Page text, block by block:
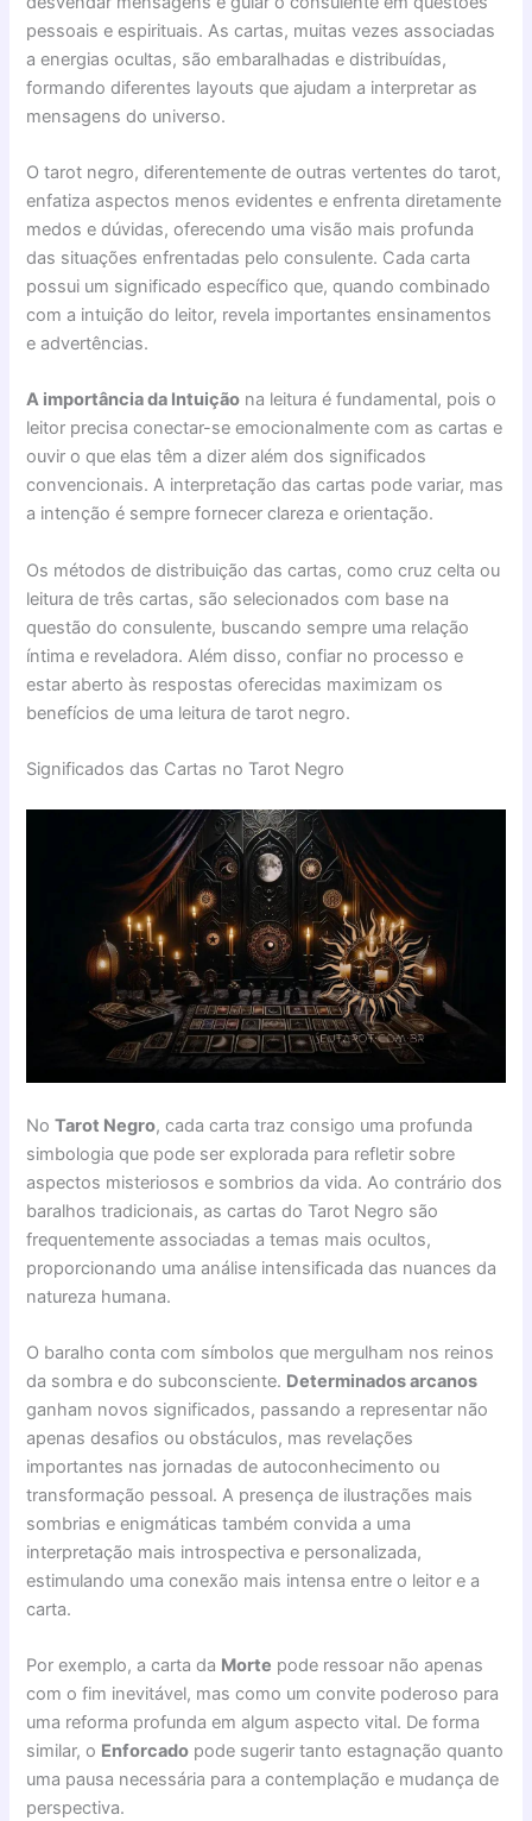
pessoais e espirituais. As cartas, muitas vezes associadas
a energias ocultas, são embaralhadas e distribuídas,
formando diferentes layouts que ajudam a interpretar as
mensagens do universo.
O tarot negro, diferentemente de outras vertentes do tarot,
enfatiza aspectos menos evidentes e enfrenta diretamente
medos e dúvidas, oferecendo uma visão mais profunda
das situações enfrentadas pelo consulente. Cada carta
possui um significado específico que, quando combinado
com a intuição do leitor, revela importantes ensinamentos
e advertências.
A importância da Intuição na leitura é fundamental, pois o
leitor precisa conectar-se emocionalmente com as cartas e
ouvir o que elas têm a dizer além dos significados
convencionais. A interpretação das cartas pode variar, mas
a intenção é sempre fornecer clareza e orientação.
Os métodos de distribuição das cartas, como cruz celta ou
leitura de três cartas, são selecionados com base na
questão do consulente, buscando sempre uma relação
íntima e reveladora. Além disso, confiar no processo e
estar aberto às respostas oferecidas maximizam os
benefícios de uma leitura de tarot negro.
Significados das Cartas no Tarot Negro
NoTarot Negro, cada carta traz consigo uma profunda
simbologia que pode ser explorada para refletir sobre
aspectos misteriosos e sombrios da vida. Ao contrário dos
baralhos tradicionais, as cartas do Tarot Negro são
frequentemente associadas a temas mais ocultos,
proporcionando uma análise intensificada das nuances da
natureza humana.
O baralho conta com símbolos que mergulham nos reinos
da sombra e do subconsciente. Determinados arcanos
ganham novos significados, passando a representar não
apenas desafios ou obstáculos, mas revelações
importantes nas jornadas de autoconhecimento ou
transformação pessoal. A presença de ilustrações mais
sombrias e enigmáticas também convida a uma
interpretação mais introspectiva e personalizada,
estimulando uma conexão mais intensa entre o leitor e a
carta.
Por exemplo, a carta da Morte pode ressoar não apenas
com o fim inevitável, mas como um convite poderoso para
uma reforma profunda em algum aspecto vital. De forma
similar, o Enforcado pode sugerir tanto estagnação quanto
uma pausa necessária para a contemplação e mudança de
perspectiva.